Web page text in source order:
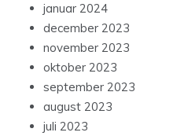
januar 2024
december 2023
november 2023
oktober 2023
september 2023
august 2023
juli 2023